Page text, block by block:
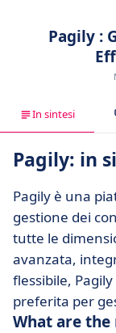
Pagily :
In sintesi
Pagily: in
Pagily è una
gestione dei
tutte le
avanzata,
flessibile,
preferita per
What are